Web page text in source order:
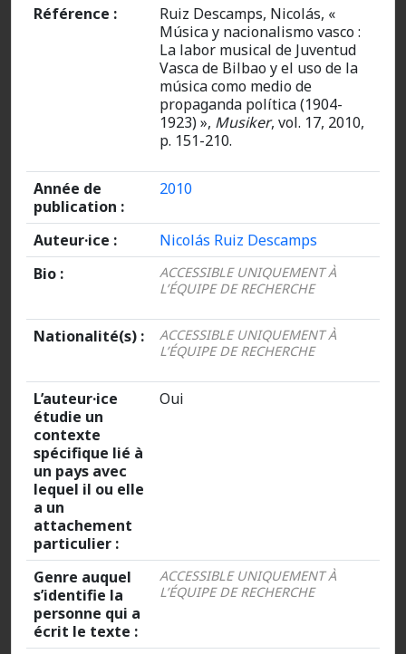
Référence :
Ruiz Descamps, Nicolás, «
Música y nacionalismo vasco :
La labor musical de Juventud
Vasca de Bilbao y el uso de la
música como medio de
propaganda política (1904-
1923) », Musiker, vol. 17, 2010,
p. 151-210.
Année de
publication :
2010
Auteur·ice :
Nicolás Ruiz Descamps
Bio :
ACCESSIBLE UNIQUEMENT À
L’ÉQUIPE DE RECHERCHE
Nationalité(s) :
ACCESSIBLE UNIQUEMENT À
L’ÉQUIPE DE RECHERCHE
L’auteur·ice
étudie un
contexte
spécifique lié à
un pays avec
lequel il ou elle
a un
attachement
particulier :
Oui
Genre auquel
s’identifie la
personne qui a
écrit le texte :
ACCESSIBLE UNIQUEMENT À
L’ÉQUIPE DE RECHERCHE